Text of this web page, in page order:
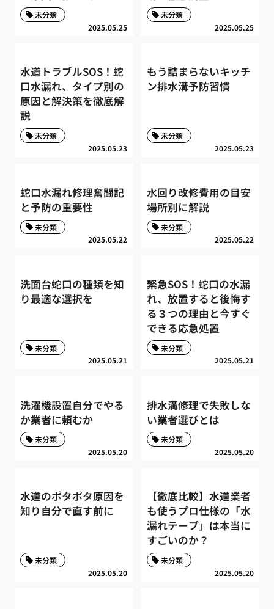
2025.05.25
未分類
2025.05.25
未分類
水道トラブルSOS！蛇
口水漏れ、タイプ別の
原因と解決策を徹底解
説
2025.05.23
未分類
もう詰まらないキッチ
ン排水溝予防習慣
2025.05.23
未分類
蛇口水漏れ修理奮闘記
と予防の重要性
2025.05.22
未分類
水回り改修費用の目安
場所別に解説
2025.05.22
未分類
洗面台蛇口の種類を知
り最適な選択を
2025.05.21
未分類
緊急SOS！蛇口の水漏
れ、放置すると後悔す
る３つの理由と今すぐ
できる応急処置
2025.05.21
未分類
洗濯機設置自分でやる
か業者に頼むか
2025.05.20
未分類
排水溝修理で失敗しな
い業者選びとは
2025.05.20
未分類
水道のポタポタ原因を
知り自分で直す前に
2025.05.20
未分類
【徹底比較】水道業者
も使うプロ仕様の「水
漏れテープ」は本当に
すごいのか？
2025.05.20
未分類